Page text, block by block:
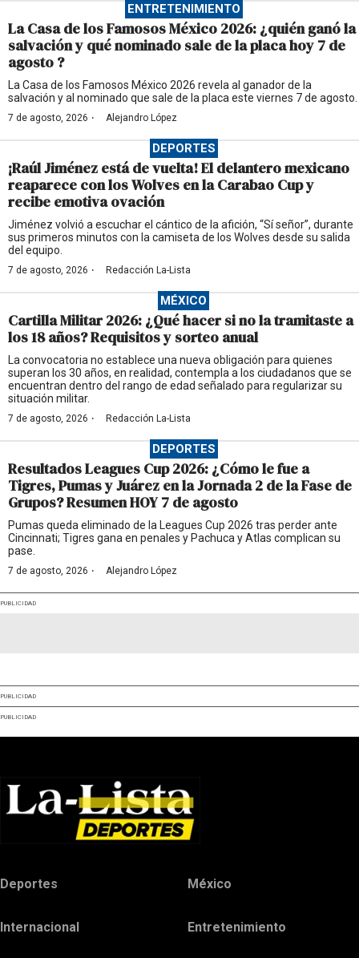
ENTRETENIMIENTO
La Casa de los Famosos México 2026: ¿quién ganó la
salvación y qué nominado sale de la placa hoy 7 de
agosto ?
La Casa de los Famosos México 2026 revela al ganador de la
salvación y al nominado que sale de la placa este viernes 7 de agosto.
7 de agosto, 2026 · Alejandro López
DEPORTES
¡Raúl Jiménez está de vuelta! El delantero mexicano
reaparece con los Wolves en la Carabao Cup y
recibe emotiva ovación
Jiménez volvió a escuchar el cántico de la afición, “Sí señor”, durante
sus primeros minutos con la camiseta de los Wolves desde su salida
del equipo.
7 de agosto, 2026 · Redacción La-Lista
MÉXICO
Cartilla Militar 2026: ¿Qué hacer si no la tramitaste a
los 18 años? Requisitos y sorteo anual
La convocatoria no establece una nueva obligación para quienes
superan los 30 años, en realidad, contempla a los ciudadanos que se
encuentran dentro del rango de edad señalado para regularizar su
situación militar.
7 de agosto, 2026 · Redacción La-Lista
DEPORTES
Resultados Leagues Cup 2026: ¿Cómo le fue a
Tigres, Pumas y Juárez en la Jornada 2 de la Fase de
Grupos? Resumen HOY 7 de agosto
Pumas queda eliminado de la Leagues Cup 2026 tras perder ante
Cincinnati; Tigres gana en penales y Pachuca y Atlas complican su
pase.
7 de agosto, 2026 · Alejandro López
PUBLICIDAD
PUBLICIDAD
PUBLICIDAD
Deportes México
Internacional Entretenimiento